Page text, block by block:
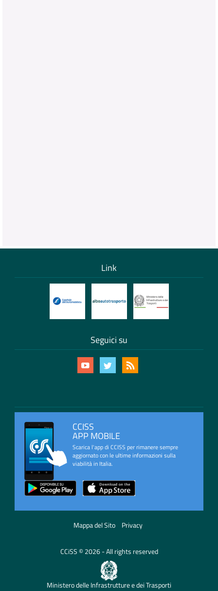
Link
Seguici su
CCISS
APP MOBILE
Scarica l'app di CCISS per rimanere sempre
aggiornato con le ultime informazioni sulla
viabilità in Italia.
Mappa del Sito Privacy
CCiSS © 2026 - All rights reserved
Ministero delle Infrastrutture e dei Trasporti